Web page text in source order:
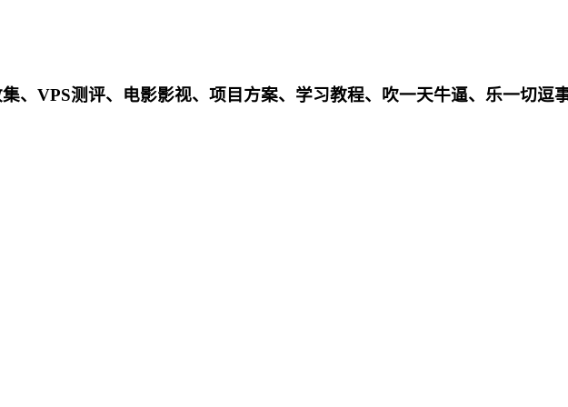
、VPS测评、电影影视、项目方案、学习教程、吹一天牛逼、乐一切逗